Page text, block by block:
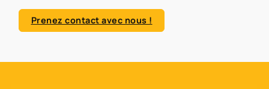
Prenez contact avec nous !